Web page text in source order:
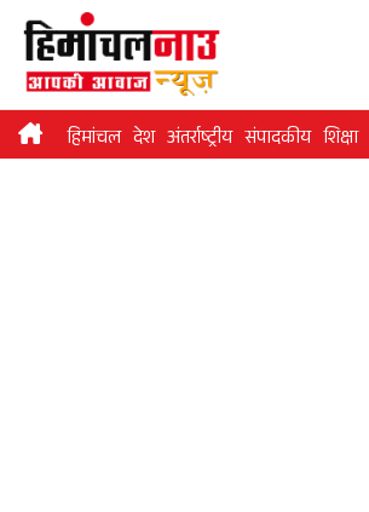
Skip
content
हिमांचल देश अंतर्राष्ट्रीय संपादकीय शिक्षा